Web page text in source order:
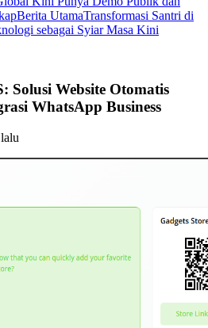
Berita UtamaTransformasi Santri di
sebagai Syiar Masa Kini
Solusi Website Otomatis
WhatsApp Business